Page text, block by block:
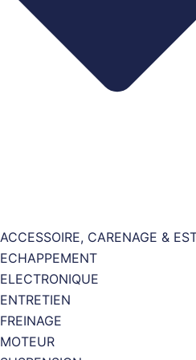
ACCESSOIRE, CARENAGE &
ECHAPPEMENT
ELECTRONIQUE
ENTRETIEN
FREINAGE
MOTEUR